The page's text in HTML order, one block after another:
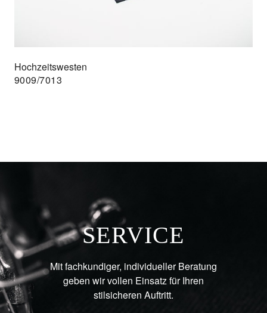
Hochzeitswesten
9009/7013
SERVICE
Mit fachkundiger, individueller Beratung
geben wir vollen Einsatz für Ihren
stilsicheren Auftritt.